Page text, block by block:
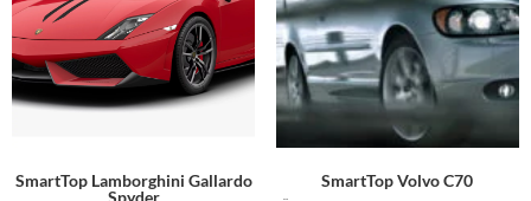
SmartTop Lamborghini Gallardo
Spyder
SmartTop Volvo C70